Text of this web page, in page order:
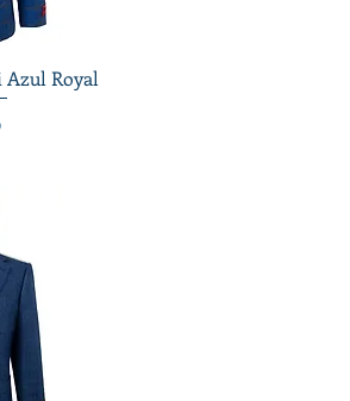
Azul Royal